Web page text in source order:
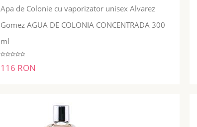
Apa de Colonie cu vaporizator unisex Alvarez
Gomez AGUA DE COLONIA CONCENTRADA 300
ml
116 RON